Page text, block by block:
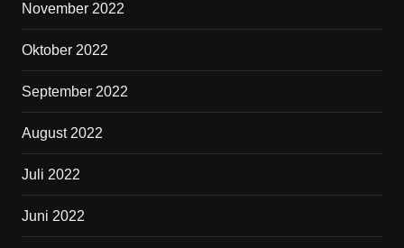
November 2022
Oktober 2022
September 2022
August 2022
Juli 2022
Juni 2022